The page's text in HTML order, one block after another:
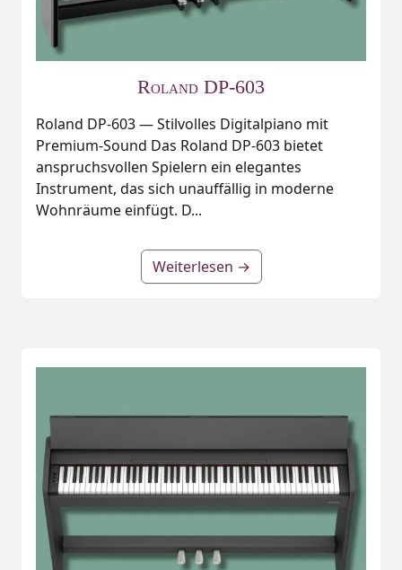
Roland DP-603
Roland DP‑603 — Stilvolles Digitalpiano mit
Premium‑Sound Das Roland DP‑603 bietet
anspruchsvollen Spielern ein elegantes
Instrument, das sich unauffällig in moderne
Wohnräume einfügt. D...
Weiterlesen →